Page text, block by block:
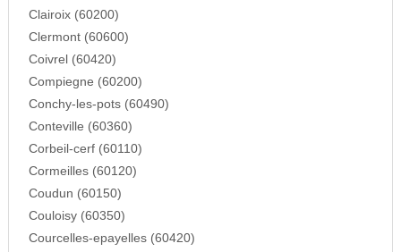
Clairoix (60200)
Clermont (60600)
Coivrel (60420)
Compiegne (60200)
Conchy-les-pots (60490)
Conteville (60360)
Corbeil-cerf (60110)
Cormeilles (60120)
Coudun (60150)
Couloisy (60350)
Courcelles-epayelles (60420)